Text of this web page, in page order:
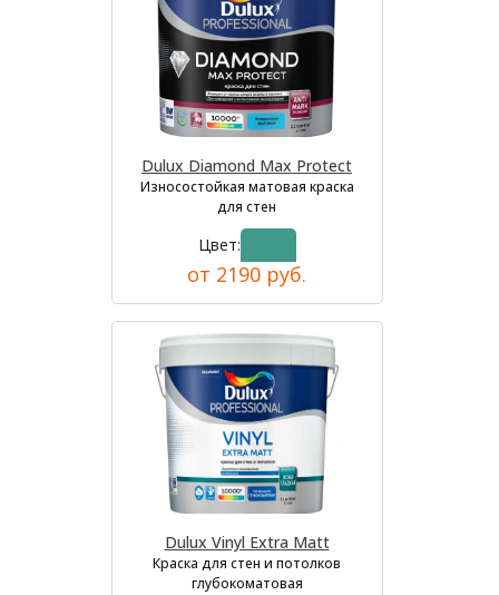
Dulux Diamond Max Protect
Износостойкая матовая краска
для стен
Цвет:
от 2190 руб.
Dulux Vinyl Extra Matt
Краска для стен и потолков
глубокоматовая